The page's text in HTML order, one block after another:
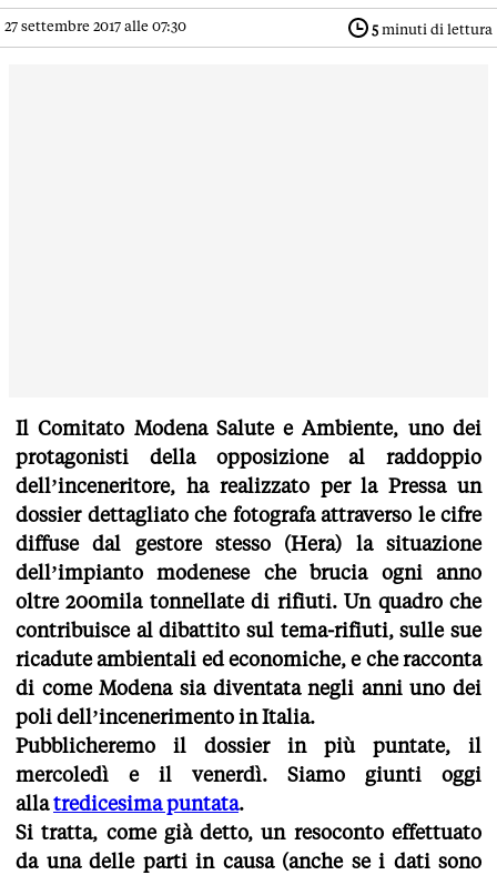
27 settembre 2017 alle 07:30 5 minuti di lettura
Il Comitato Modena Salute e Ambiente, uno dei
protagonisti della opposizione al raddoppio
dell’inceneritore, ha realizzato per la Pressa un
dossier dettagliato che fotografa attraverso le cifre
diffuse dal gestore stesso (Hera) la situazione
dell’impianto modenese che brucia ogni anno
oltre 200mila tonnellate di rifiuti. Un quadro che
contribuisce al dibattito sul tema-rifiuti, sulle sue
ricadute ambientali ed economiche, e che racconta
di come Modena sia diventata negli anni uno dei
poli dell’incenerimento in Italia.
Pubblicheremo il dossier in più puntate, il
mercoledì e il venerdì. Siamo giunti oggi
allatredicesima puntata.
Si tratta, come già detto, un resoconto effettuato
da una delle parti in causa (anche se i dati sono